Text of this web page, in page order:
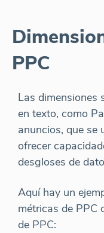
PPC
Las dimensiones
en texto, como
anuncios, que se
ofrecer
desgloses de
Aquí hay un
métricas de PPC
de PPC: